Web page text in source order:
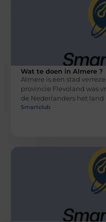
Wat te doen in Almere ?
Almere is een stad
provincie Flevoland was
de Nederlanders het land
Smartclub